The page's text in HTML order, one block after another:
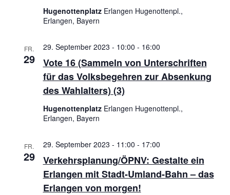
Hugenottenplatz Erlangen Hugenottenpl.,
Erlangen, Bayern
FR.
29
Vote 16 (Sammeln von Unterschriften
für das Volksbegehren zur Absenkung
des Wahlalters) (3)
29. September 2023 - 10:00 - 16:00
Hugenottenplatz Erlangen Hugenottenpl.,
Erlangen, Bayern
FR.
29
Verkehrsplanung/ÖPNV: Gestalte ein
Erlangen mit Stadt-Umland-Bahn – das
Erlangen von morgen!
29. September 2023 - 11:00 - 17:00